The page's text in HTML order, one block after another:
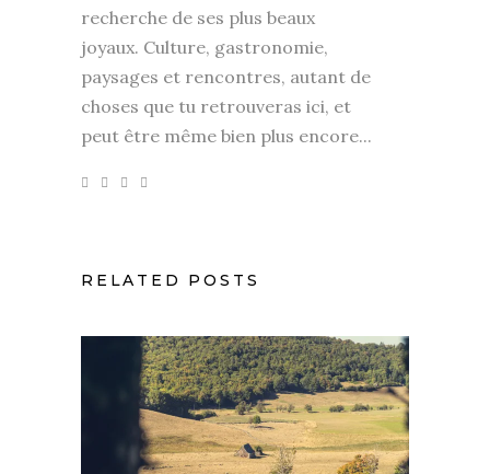
recherche de ses plus beaux
joyaux. Culture, gastronomie,
paysages et rencontres, autant de
choses que tu retrouveras ici, et
peut être même bien plus encore...
RELATED POSTS